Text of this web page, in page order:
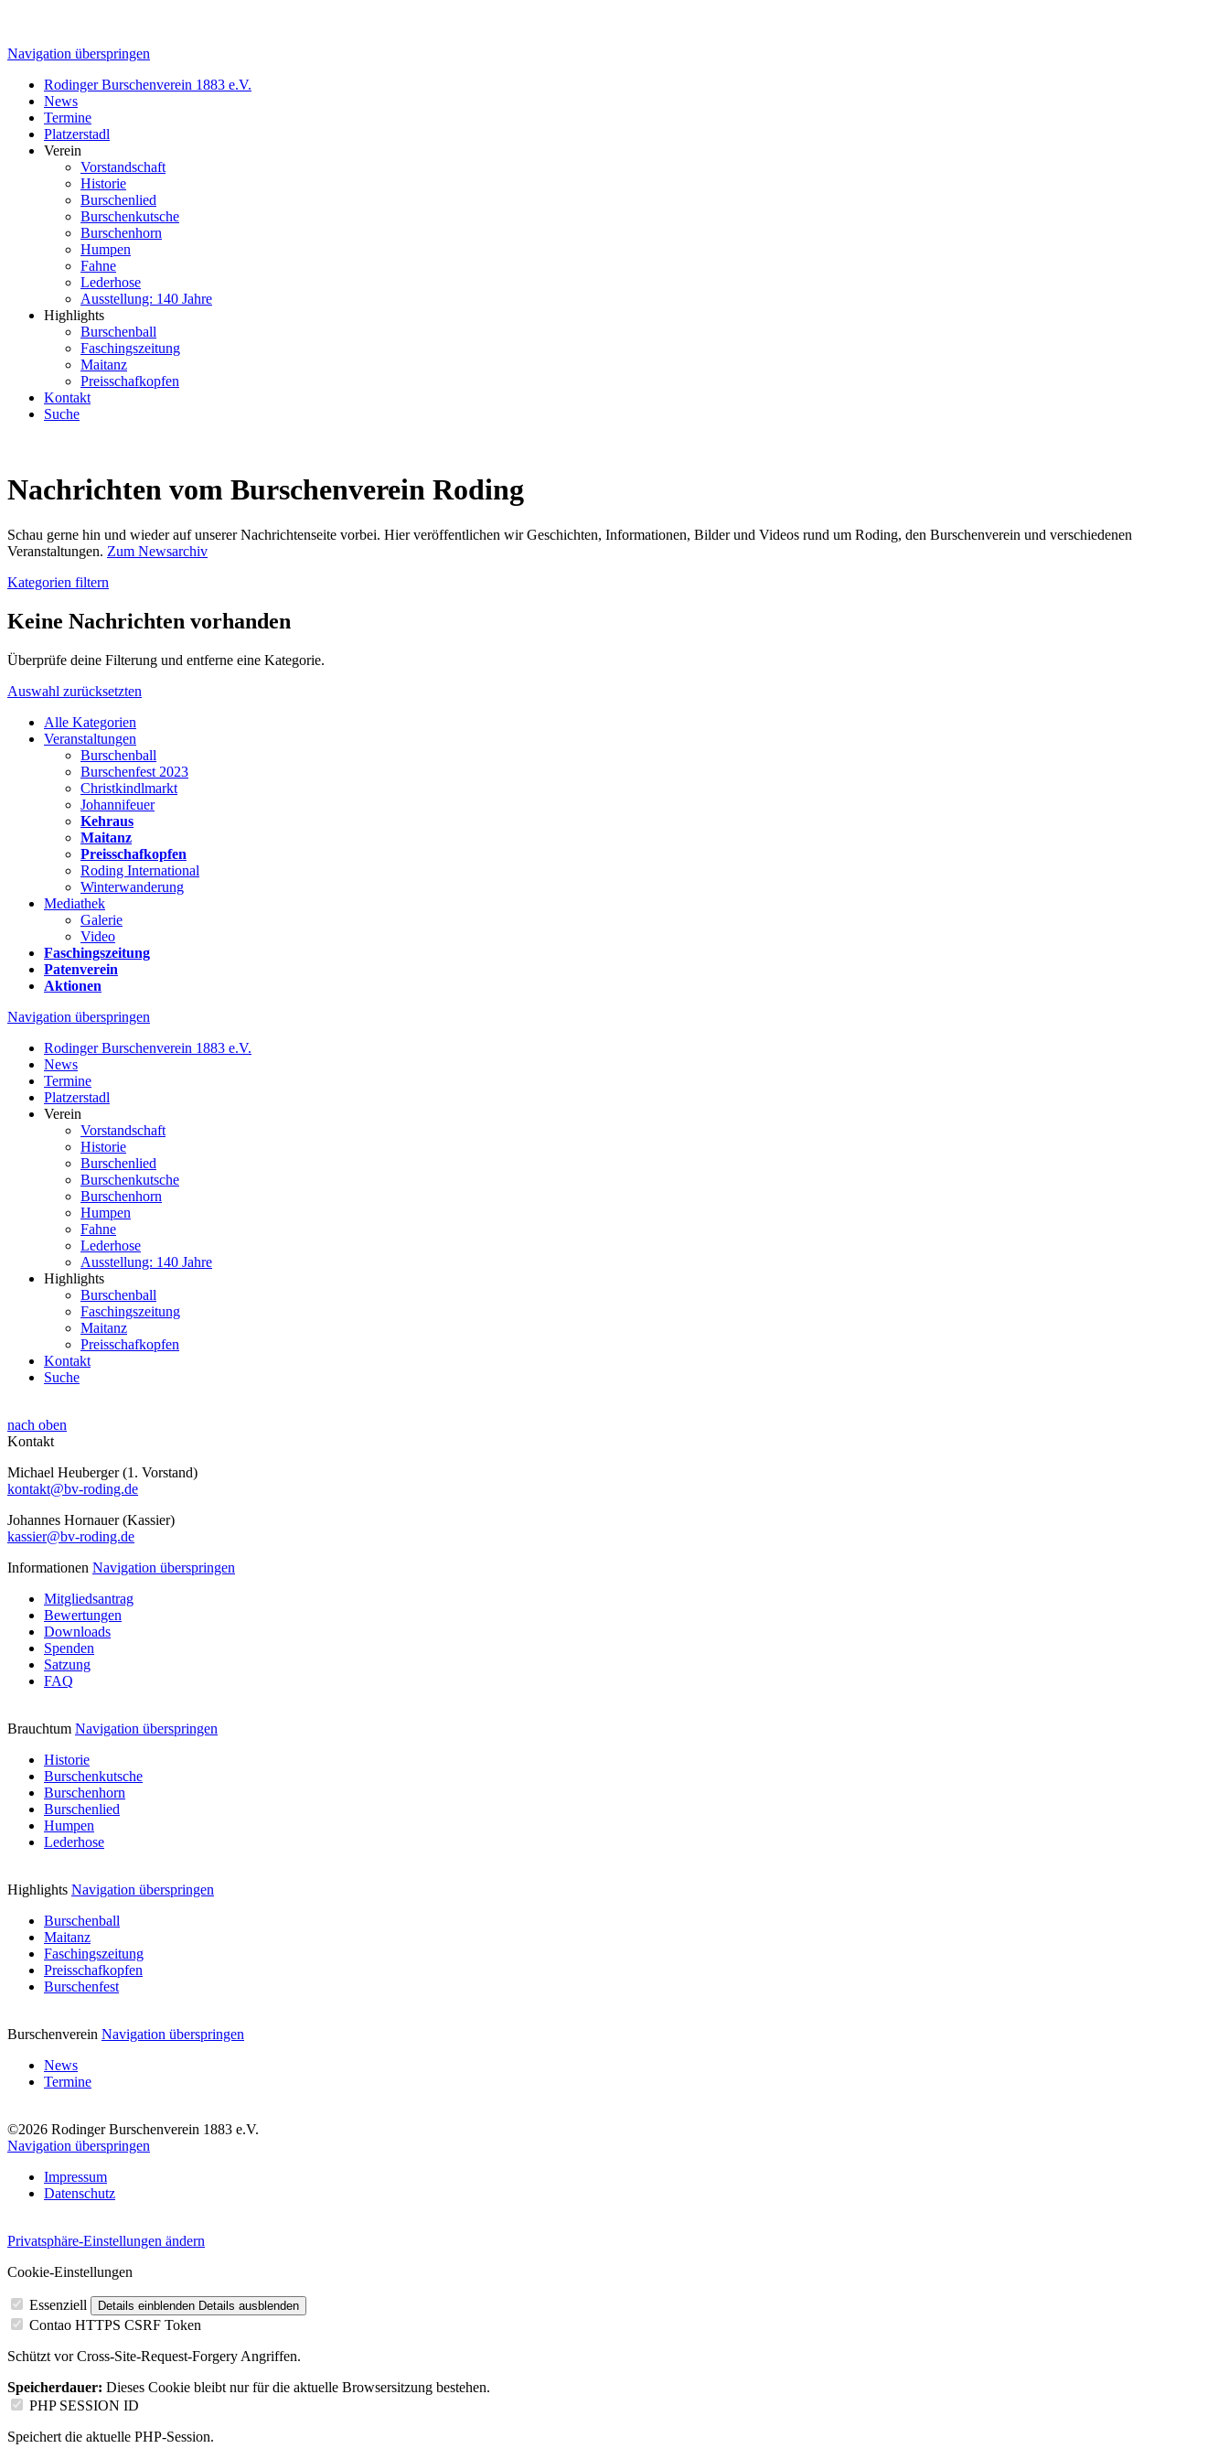
Navigation überspringen
Rodinger Burschenverein 1883 e.V.
News
Termine
Platzerstadl
Verein
Vorstandschaft
Historie
Burschenlied
Burschenkutsche
Burschenhorn
Humpen
Fahne
Lederhose
Ausstellung: 140 Jahre
Highlights
Burschenball
Faschingszeitung
Maitanz
Preisschafkopfen
Kontakt
Suche
Nachrichten vom Burschenverein Roding
Schau gerne hin und wieder auf unserer Nachrichtenseite vorbei. Hier veröffentlichen wir Geschichten, Informationen, Bilder und Videos rund um Roding, den Burschenverein und verschiedenen
Veranstaltungen. Zum Newsarchiv
Kategorien filtern
Keine Nachrichten vorhanden
Überprüfe deine Filterung und entferne eine Kategorie.
Auswahl zurücksetzten
Alle Kategorien
Veranstaltungen
Burschenball
Burschenfest 2023
Christkindlmarkt
Johannifeuer
Kehraus
Maitanz
Preisschafkopfen
Roding International
Winterwanderung
Mediathek
Galerie
Video
Faschingszeitung
Patenverein
Aktionen
Navigation überspringen
Rodinger Burschenverein 1883 e.V.
News
Termine
Platzerstadl
Verein
Vorstandschaft
Historie
Burschenlied
Burschenkutsche
Burschenhorn
Humpen
Fahne
Lederhose
Ausstellung: 140 Jahre
Highlights
Burschenball
Faschingszeitung
Maitanz
Preisschafkopfen
Kontakt
Suche
nach oben
Kontakt
Michael Heuberger (1. Vorstand)
kontakt@bv-roding.de
Johannes Hornauer (Kassier)
kassier@bv-roding.de
Informationen Navigation überspringen
Mitgliedsantrag
Bewertungen
Downloads
Spenden
Satzung
FAQ
Brauchtum Navigation überspringen
Historie
Burschenkutsche
Burschenhorn
Burschenlied
Humpen
Lederhose
Highlights Navigation überspringen
Burschenball
Maitanz
Faschingszeitung
Preisschafkopfen
Burschenfest
Burschenverein Navigation überspringen
News
Termine
©2026 Rodinger Burschenverein 1883 e.V.
Navigation überspringen
Impressum
Datenschutz
Privatsphäre-Einstellungen ändern
Cookie-Einstellungen
Essenziell Details einblenden Details ausblenden
Contao HTTPS CSRF Token
Schützt vor Cross-Site-Request-Forgery Angriffen.
Speicherdauer: Dieses Cookie bleibt nur für die aktuelle Browsersitzung bestehen.
PHP SESSION ID
Speichert die aktuelle PHP-Session.